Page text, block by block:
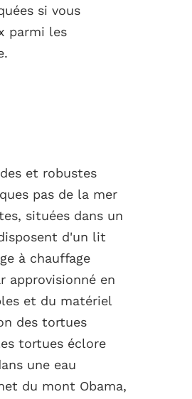
si vous
parmi les
et robustes
pas de la mer
situées dans un
d'un lit
à chauffage
approvisionné en
et du matériel
des tortues
tortues éclore
une eau
du mont Obama,